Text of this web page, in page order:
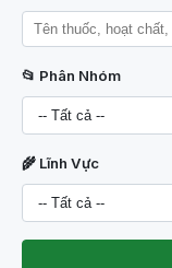
📂 Phân Nhóm
🌾 Lĩnh Vực